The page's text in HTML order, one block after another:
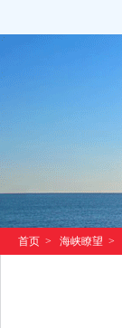
首页 > 海峡瞭望 >